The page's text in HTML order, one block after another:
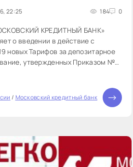
22:25 184 0
КРЕДИТНЫЙ БАНК»
о введении в действие с
новых Тарифов за депозитарное
утвержденных Приказом №
обслуживание.
/ Московский кредитный банк
0